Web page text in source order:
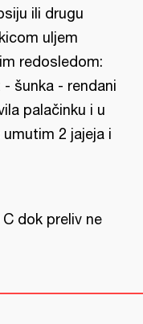
ili drugu
uljem
redosledom:
šunka - rendani
palačinku i u
2 jajeja i
dok preliv ne